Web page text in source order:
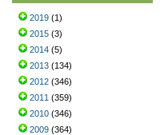
2019 (1)
2015 (3)
2014 (5)
2013 (134)
2012 (346)
2011 (359)
2010 (346)
2009 (364)